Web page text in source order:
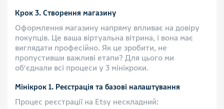
Крок 3. Створення магазину
Оформлення магазину напряму впливає на довіру
покупців. Це ваша віртуальна вітрина, і вона має
виглядати професійно. Як це зробити, не
пропустивши важливі етапи? Для цього ми
об’єднали всі процеси у 3 мінікроки.
Мінікрок 1. Реєстрація та базові налаштування
Процес реєстрації на Etsy нескладний: